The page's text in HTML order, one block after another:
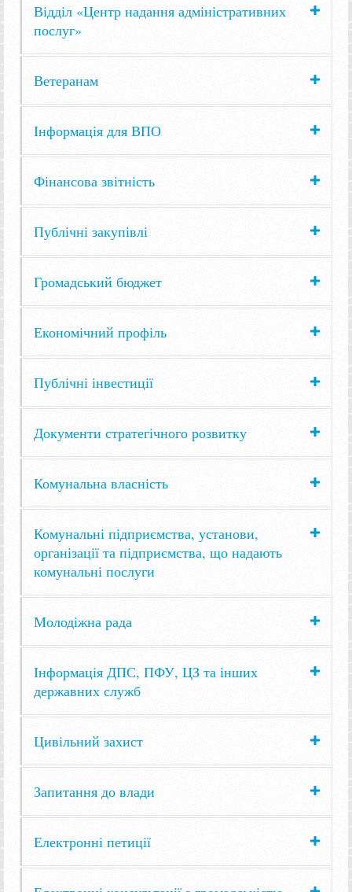
Відділ «Центр надання адміністративних
послуг»
Ветеранам
Інформація для ВПО
Фінансова звітність
Публічні закупівлі
Громадський бюджет
Економічний профіль
Публічні інвестиції
Документи стратегічного розвитку
Комунальна власність
Комунальні підприємства, установи,
організації та підприємства, що надають
комунальні послуги
Молодіжна рада
Інформація ДПС, ПФУ, ЦЗ та інших
державних служб
Цивільний захист
Запитання до влади
Електронні петиції